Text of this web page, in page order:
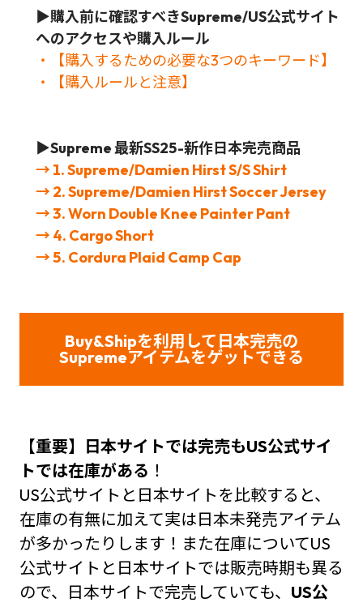
▶購入前に確認すべきSupreme/US公式サイト
へのアクセスや購入ルール
・【購入するための必要な3つのキーワード】
・【購入ルールと注意】
▶Supreme 最新SS25-新作日本完売商品
→ 1. Supreme/Damien Hirst S/S Shirt
→ 2. Supreme/Damien Hirst Soccer Jersey
→ 3. Worn Double Knee Painter Pant
→ 4. Cargo Short
→ 5. Cordura Plaid Camp Cap
Buy&Shipを利用して日本完売の
Supremeアイテムをゲットできる
【重要】日本サイトでは完売もUS公式サイ
トでは在庫がある ！
US公式サイトと日本サイトを比較すると、
在庫の有無に加えて実は日本未発売アイテム
が多かったりします！また在庫についてUS
公式サイトと日本サイトでは販売時期も異る
ので、日本サイトで完売していても、 US公